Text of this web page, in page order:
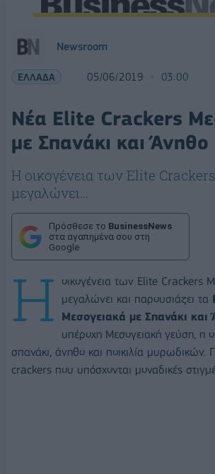
Newsroom
ΕΛΛΑΔΑ 05/06/2019 03:00
Νέα Elite Crackers
με Σπανάκι και Άνηθο
Η οικογένεια των Elite
μεγαλώνει...
Πρόσθεσε το BusinessNews
στα αγαπημένα σου στη
Google
Η
οικογένεια των Elite Crackers
μεγαλώνει και παρουσιάζει τα
Μεσογειακά με Σπανάκι και
υπέροχη Μεσογειακή γεύση, η
σπανάκι, άνηθο και ποικιλία μυρωδικών.
crackers που υπόσχονται μοναδικές